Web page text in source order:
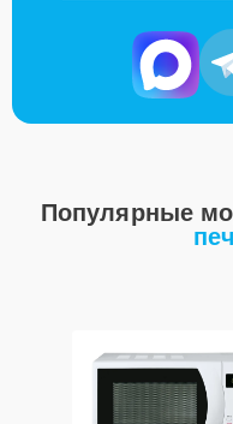
Популярные